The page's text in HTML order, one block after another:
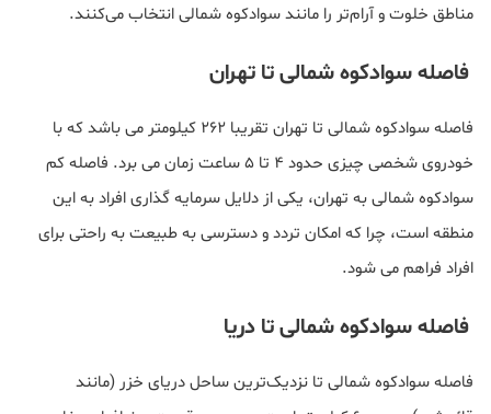
مناطق خلوت و آرام‌تر را مانند سوادکوه شمالی انتخاب می‌کنند.
فاصله سوادکوه شمالی تا تهران
فاصله سوادکوه شمالی تا تهران تقریبا 262 کیلومتر می باشد که با
خودروی شخصی چیزی حدود 4 تا 5 ساعت زمان می برد. فاصله کم
سوادکوه شمالی به تهران، یکی از دلایل سرمایه گذاری افراد به این
منطقه است، چرا که امکان تردد و دسترسی به طبیعت به راحتی برای
افراد فراهم می شود.
فاصله سوادکوه شمالی تا دریا
فاصله سوادکوه شمالی تا نزدیک‌ترین ساحل دریای خزر (مانند